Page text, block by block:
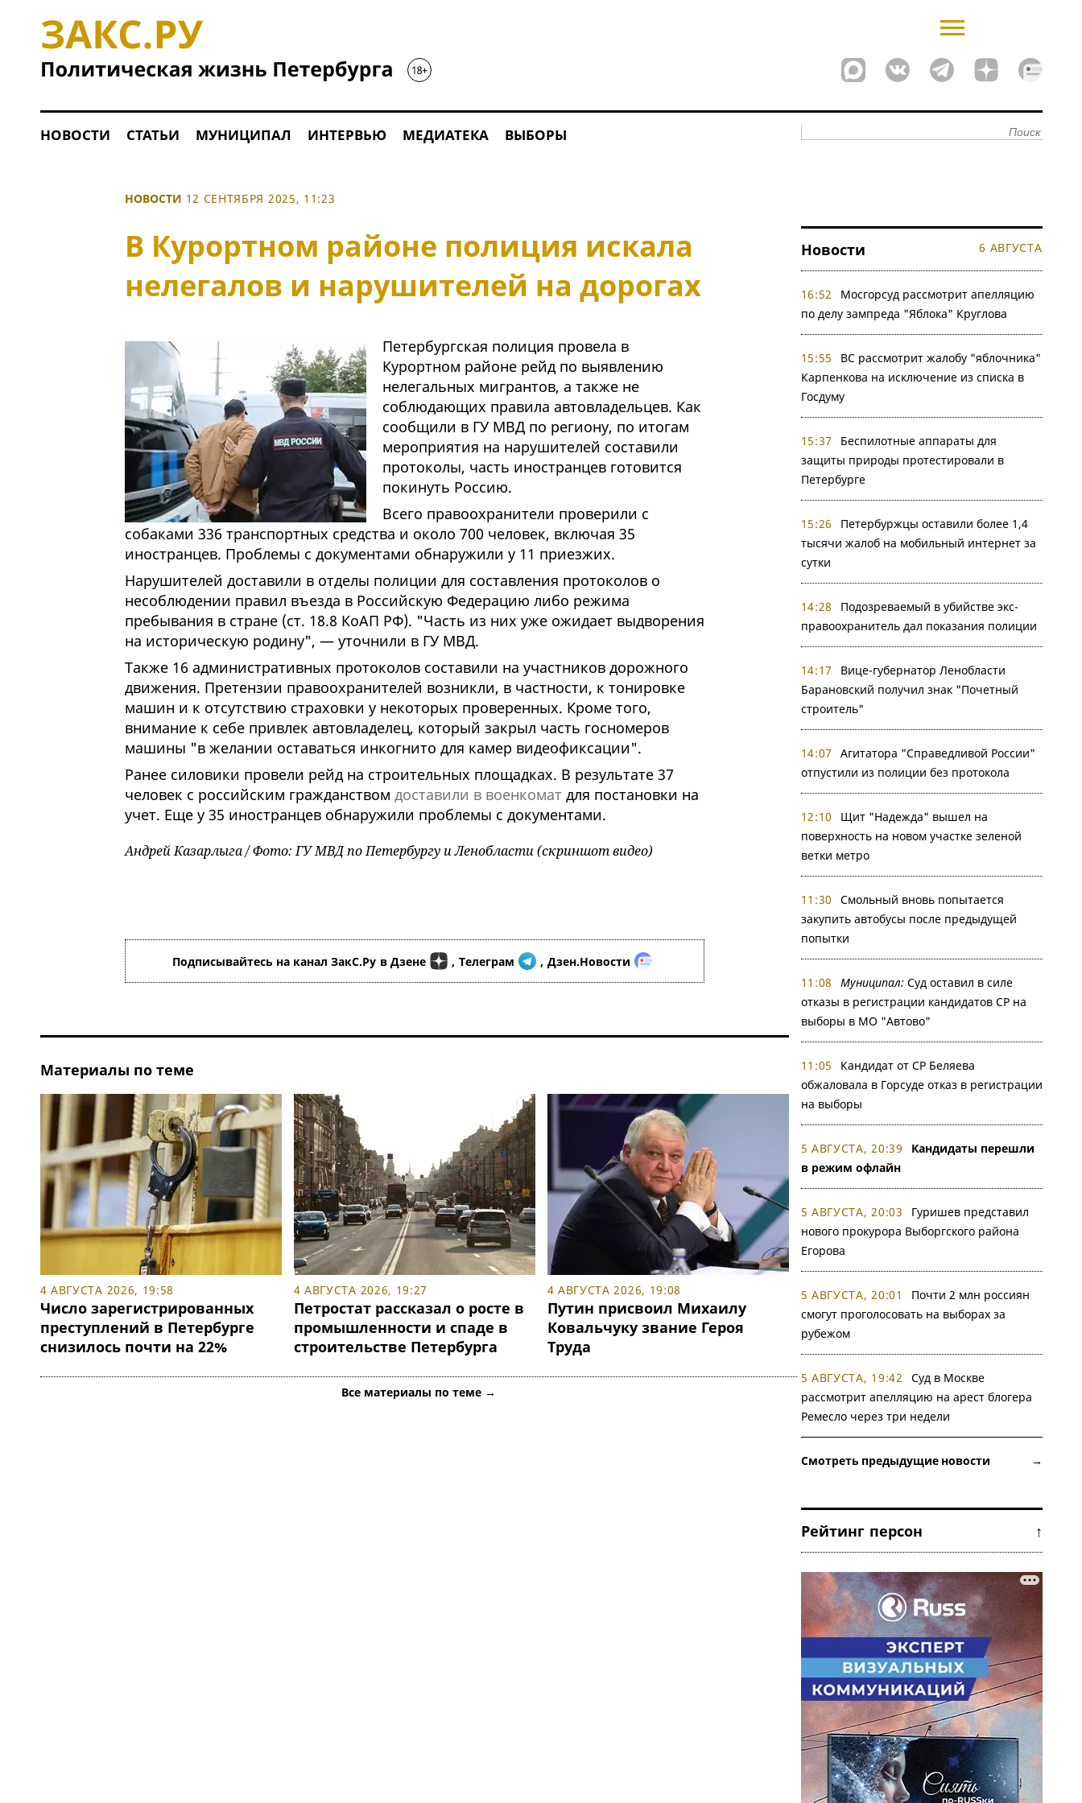
НОВОСТИ СТАТЬИ МУНИЦИПАЛ ИНТЕРВЬЮ МЕДИАТЕКА ВЫБОРЫ
НОВОСТИ 12 СЕНТЯБРЯ 2025, 11:23
В Курортном районе полиция искала
нелегалов и нарушителей на дорогах
Петербургская полиция провела в
Курортном районе рейд по выявлению
нелегальных мигрантов, а также не
соблюдающих правила автовладельцев. Как
сообщили в ГУ МВД по региону, по итогам
мероприятия на нарушителей составили
протоколы, часть иностранцев готовится
покинуть Россию.
Всего правоохранители проверили с
собаками 336 транспортных средства и около 700 человек, включая 35
иностранцев. Проблемы с документами обнаружили у 11 приезжих.
Нарушителей доставили в отделы полиции для составления протоколов о
несоблюдении правил въезда в Российскую Федерацию либо режима
пребывания в стране (ст. 18.8 КоАП РФ). "Часть из них уже ожидает выдворения
на историческую родину", — уточнили в ГУ МВД.
Также 16 административных протоколов составили на участников дорожного
движения. Претензии правоохранителей возникли, в частности, к тонировке
машин и к отсутствию страховки у некоторых проверенных. Кроме того,
внимание к себе привлек автовладелец, который закрыл часть госномеров
машины "в желании оставаться инкогнито для камер видеофиксации".
Ранее силовики провели рейд на строительных площадках. В результате 37
человек с российским гражданством доставили в военкоматдля постановки на
учет. Еще у 35 иностранцев обнаружили проблемы с документами.
Андрей Казарлыга / Фото: ГУ МВД по Петербургу и Ленобласти (скриншот видео)
Подписывайтесь на канал ЗакС.Ру в Дзене , Телеграм , Дзен.Новости
Материалы по теме
4 АВГУСТА 2026, 19:58
Число зарегистрированных
преступлений в Петербурге
снизилось почти на 22%
4 АВГУСТА 2026, 19:27
Петростат рассказал о росте в
промышленности и спаде в
строительстве Петербурга
4 АВГУСТА 2026, 19:08
Путин присвоил Михаилу
Ковальчуку звание Героя
Труда
Все материалы по теме →
Новости 6 АВГУСТА
16:52
Мосгорсуд рассмотрит апелляцию
по делу зампреда "Яблока" Круглова
15:55
ВС рассмотрит жалобу "яблочника"
Карпенкова на исключение из списка в
Госдуму
15:37
Беспилотные аппараты для
защиты природы протестировали в
Петербурге
15:26
Петербуржцы оставили более 1,4
тысячи жалоб на мобильный интернет за
сутки
14:28
Подозреваемый в убийстве экс-
правоохранитель дал показания полиции
14:17
Вице-губернатор Ленобласти
Барановский получил знак "Почетный
строитель"
14:07
Агитатора "Справедливой России"
отпустили из полиции без протокола
12:10
Щит "Надежда" вышел на
поверхность на новом участке зеленой
ветки метро
11:30
Смольный вновь попытается
закупить автобусы после предыдущей
попытки
11:08 Муниципал: Суд оставил в силе
отказы в регистрации кандидатов СР на
выборы в МО "Автово"
11:05
Кандидат от СР Беляева
обжаловала в Горсуде отказ в регистрации
на выборы
5 АВГУСТА, 20:39
Кандидаты перешли
в режим офлайн
5 АВГУСТА, 20:03
Гуришев представил
нового прокурора Выборгского района
Егорова
5 АВГУСТА, 20:01
Почти 2 млн россиян
смогут проголосовать на выборах за
рубежом
5 АВГУСТА, 19:42
Суд в Москве
рассмотрит апелляцию на арест блогера
Ремесло через три недели
Смотреть предыдущие новости →
Рейтинг персон ↑